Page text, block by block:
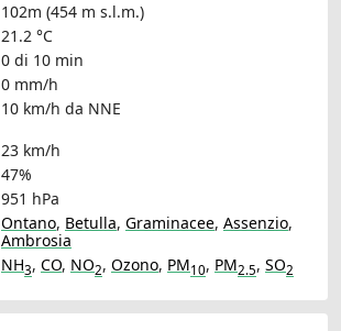
102m (454 m s.l.m.)
21.2 °C
0 di 10 min
0 mm/h
10 km/h da NNE
23 km/h
47%
951 hPa
Ontano, Betulla, Graminacee, Assenzio,
Ambrosia
NH3, CO, NO2, Ozono, PM10, PM2.5, SO2